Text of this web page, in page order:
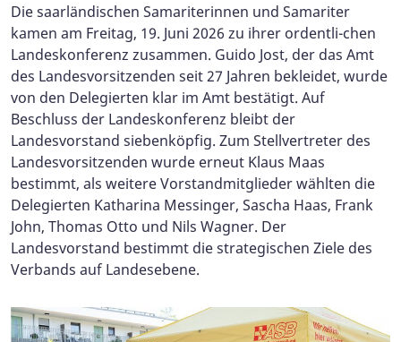
Die saarländischen Samariterinnen und Samariter
kamen am Freitag, 19. Juni 2026 zu ihrer ordentli-chen
Landeskonferenz zusammen. Guido Jost, der das Amt
des Landesvorsitzenden seit 27 Jahren bekleidet, wurde
von den Delegierten klar im Amt bestätigt. Auf
Beschluss der Landeskonferenz bleibt der
Landesvorstand siebenköpfig. Zum Stellvertreter des
Landesvorsitzenden wurde erneut Klaus Maas
bestimmt, als weitere Vorstandmitglieder wählten die
Delegierten Katharina Messinger, Sascha Haas, Frank
John, Thomas Otto und Nils Wagner. Der
Landesvorstand bestimmt die strategischen Ziele des
Verbands auf Landesebene.